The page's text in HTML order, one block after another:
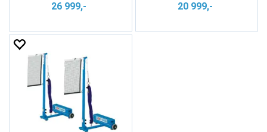
26 999,- 20 999,-